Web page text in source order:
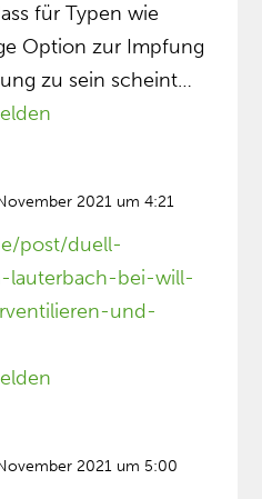
für Typen wie
Option zur Impfung
zu sein scheint…
2021 um 4:21
post/duell-
lauterbach-bei-will-
und-
2021 um 5:00